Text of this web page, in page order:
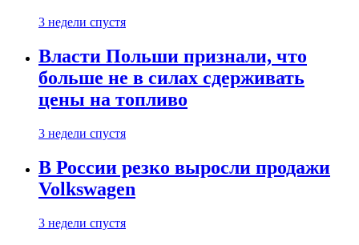
3 недели спустя
Власти Польши признали, что
больше не в силах сдерживать
цены на топливо
3 недели спустя
В России резко выросли продажи
Volkswagen
3 недели спустя